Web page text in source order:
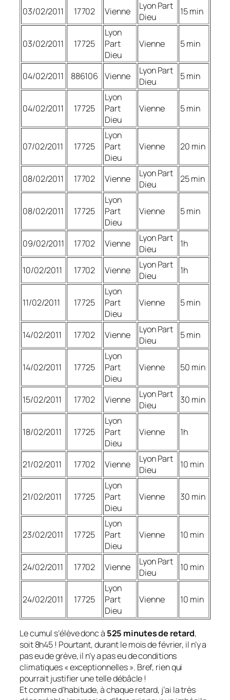
03/02/2011 17702 Vienne
Lyon Part
Dieu
15 min
03/02/2011 17725
Lyon
Part
Dieu
Vienne 5 min
04/02/2011 886106 Vienne
Lyon Part
Dieu
5 min
04/02/2011 17725
Lyon
Part
Dieu
Vienne 5 min
07/02/2011 17725
Lyon
Part
Dieu
Vienne 20 min
08/02/2011 17702 Vienne
Lyon Part
Dieu
25 min
08/02/2011 17725
Lyon
Part
Dieu
Vienne 5 min
09/02/2011 17702 Vienne
Lyon Part
Dieu
1h
10/02/2011 17702 Vienne
Lyon Part
Dieu
1h
11/02/2011 17725
Lyon
Part
Dieu
Vienne 5 min
14/02/2011 17702 Vienne
Lyon Part
Dieu
5 min
14/02/2011 17725
Lyon
Part
Dieu
Vienne 50 min
15/02/2011 17702 Vienne
Lyon Part
Dieu
30 min
18/02/2011 17725
Lyon
Part
Dieu
Vienne 1h
21/02/2011 17702 Vienne
Lyon Part
Dieu
10 min
21/02/2011 17725
Lyon
Part
Dieu
Vienne 30 min
23/02/2011 17725
Lyon
Part
Dieu
Vienne 10 min
24/02/2011 17702 Vienne
Lyon Part
Dieu
10 min
24/02/2011 17725
Lyon
Part
Dieu
Vienne 10 min
Le cumul s’élève donc à 525 minutes de retard,
soit 8h45 ! Pourtant, durant le mois de février, il n’y a
pas eu de grève, il n’y a pas eu de conditions
climatiques« exceptionnelles ». Bref, rien qui
pourrait justifier une telle débâcle !
Et comme d’habitude, à chaque retard, j’ai la très